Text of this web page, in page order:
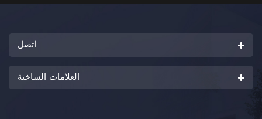
اتصل
العلامات الساخنة